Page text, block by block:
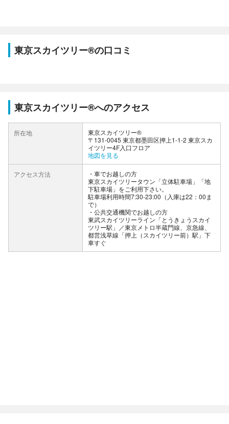
東京スカイツリー®の口コミ
東京スカイツリー®へのアクセス
所在地
東京スカイツリー®
〒131-0045 東京都墨田区押上1-1-2 東京スカ
イツリー4F入口フロア
地図を見る
アクセス方法
車でお越しの方
東京スカイツリータウン「立体駐車場」「地
下駐車場」をご利用下さい。
駐車場利用時間7:30-23:00（入庫は22：00ま
で）
公共交通機関でお越しの方
東武スカイツリーライン「とうきょうスカイ
ツリー駅」／東京メトロ半蔵門線、京急線、
都営浅草線「押上（スカイツリー前）駅」下
車すぐ